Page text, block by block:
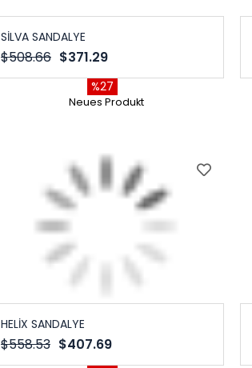
SİLVA SANDALYE
$371.29
$508.66
%27
Neues Produkt
HELİX SANDALYE
$407.69
$558.53